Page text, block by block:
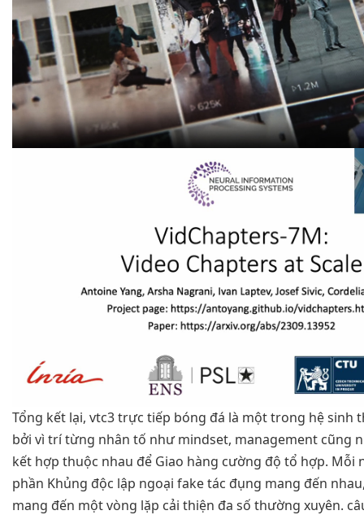
Tổng kết lại, vtc3 trực tiếp bóng đá là một trong hệ sinh
bởi vì trí từng nhân tố như mindset, management cũng
kết hợp thuộc nhau để Giao hàng cường độ tổ hợp. Mỗi
phần Khủng độc lập ngoại fake tác đụng mang đến
mang đến một vòng lặp cải thiện đa số thường xuyên.